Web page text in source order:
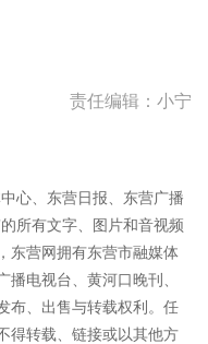
责任编辑：小宁
心、东营日报、东营广播
所有文字、图片和音视频
东营网拥有东营市融媒体
电视台、黄河口晚刊、
布、出售与转载权利。任
得转载、链接或以其他方